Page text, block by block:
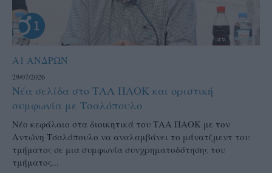
Α1 ΑΝΔΡΩΝ
29/07/2026
Νέα σελίδα στο ΤΑΑ ΠΑΟΚ και οριστική
συμφωνία με Τσαλόπουλο
Νέο κεφάλαιο στα διοικητικά του ΤΑΑ ΠΑΟΚ με τον
Αντώνη Τσαλόπουλο να αναλαμβάνει το μάνατζμεντ του
τμήματος σε μια συμφωνία συνχρηματοδότησης του
τμήματος...